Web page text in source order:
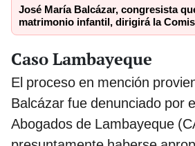
José María Balcázar, congresista
matrimonio infantil, dirigirá la
Caso Lambayeque
El proceso en mención
Balcázar fue denunciado por
Abogados de Lambayeque